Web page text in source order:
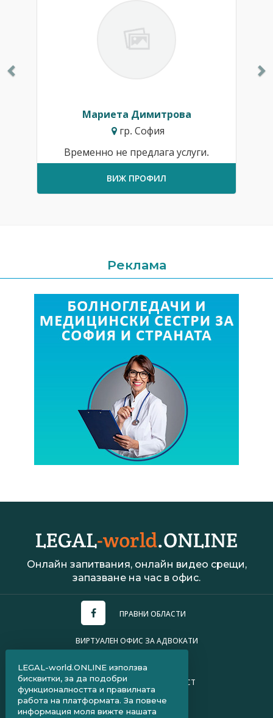
Мариета Димитрова
гр. София
Временно не предлага услуги.
ВИЖ ПРОФИЛ
Реклама
Онлайн запитвания, онлайн видео срещи,
запазване на час в офис.
ПРАВНИ ОБЛАСТИ
ВИРТУАЛЕН ОФИС ЗА АДВОКАТИ
ПОЛИТИКА ЗА ПОВЕРИТЕЛНОСТ
ЧЗВ ЗА КЛИЕНТИ
LEGAL-world.ONLINE използва
бисквитки, за да подобри
функционалността и правилната
работа на платформата. За повече
информация моля вижте нашата